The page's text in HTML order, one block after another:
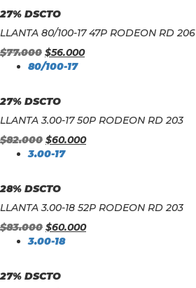
27% DSCTO
LLANTA 80/100-17 47P RODEON RD 206
$77.000 $56.000
80/100-17
27% DSCTO
LLANTA 3.00-17 50P RODEON RD 203
$82.000 $60.000
3.00-17
28% DSCTO
LLANTA 3.00-18 52P RODEON RD 203
$83.000 $60.000
3.00-18
27% DSCTO